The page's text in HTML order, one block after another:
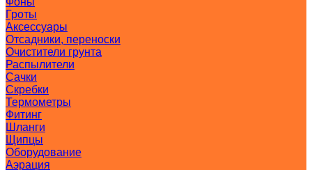
Гроты
Аксессуары
Отсадники, переноски
Очистители грунта
Распылители
Сачки
Скребки
Термометры
Фитинг
Шланги
Щипцы
Оборудование
Аэрация